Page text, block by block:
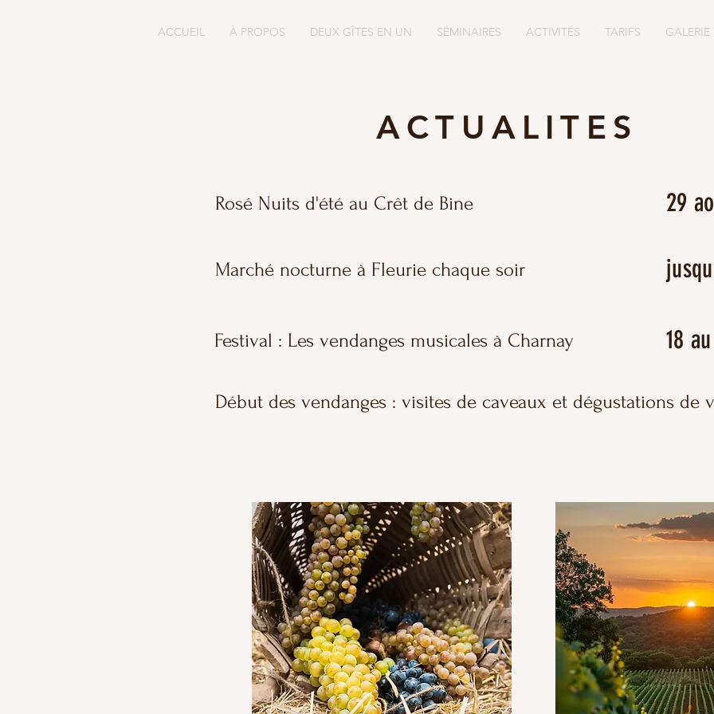
ACCUEIL À PROPOS DEUX GÎTES EN UN SÉMINAIRES ACTIVITÉS TARIFS GALERIE
ACTUALITES
Rosé Nuits d'été au Crêt de Bine
Marché nocturne à Fleurie chaque soir
Festival : Les vendanges musicales à Charnay
29
18
Début des vendanges : visites de caveaux et dégustations de